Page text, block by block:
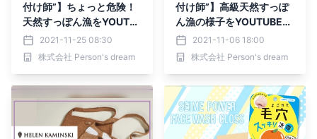
付け師”】ちょっと危険！
天然すっぽん漁をYOUTU
BEで公開中
2021-11-25 08:30
株式会社 Person's dream
付け師”】高級天然すっぽ
ん漁の様子をYOUTUBE公
開
2021-11-06 18:00
株式会社 Person's dream